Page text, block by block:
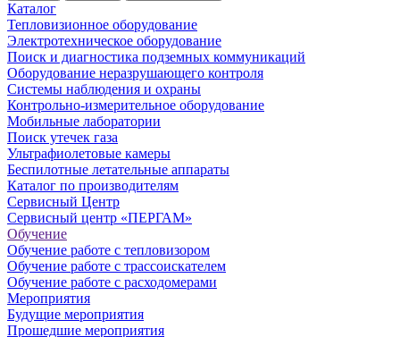
Каталог
Тепловизионное оборудование
Электротехническое оборудование
Поиск и диагностика подземных коммуникаций
Оборудование неразрушающего контроля
Системы наблюдения и охраны
Контрольно-измерительное оборудование
Мобильные лаборатории
Поиск утечек газа
Ультрафиолетовые камеры
Беспилотные летательные аппараты
Каталог по производителям
Сервисный Центр
Сервисный центр «ПЕРГАМ»
Обучение
Обучение работе с тепловизором
Обучение работе с трассоискателем
Обучение работе с расходомерами
Мероприятия
Будущие мероприятия
Прошедшие мероприятия